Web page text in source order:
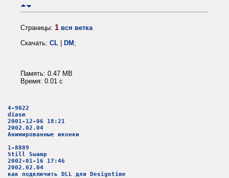
Страницы: 1 вся ветка
Скачать: CL DM ;
Память: 0.47 MB
Время: 0.01 c
4-9022
diasm
2001-12-06 18:21
2002.02.04
Анимированные иконки
1-8889
Still Swamp
2002-01-16 17:46
2002.02.04
как подключить DLL для Designtime